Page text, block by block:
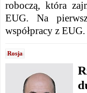
roboczą, która
EUG. Na
współpracy z EUG.
Rosja